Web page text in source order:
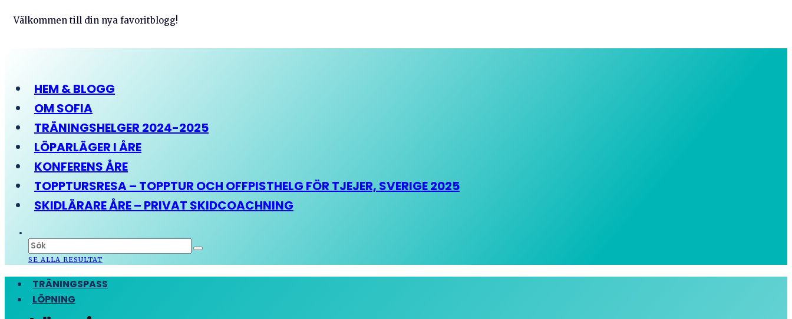
Välkommen till din nya favoritblogg!
HEM & BLOGG
OM SOFIA
TRÄNINGSHELGER 2024-2025
LÖPARLÄGER I ÅRE
KONFERENS ÅRE
TOPPTURSRESA – TOPPTUR OCH OFFPISTHELG FÖR TJEJER, SVERIGE 2025
SKIDLÄRARE ÅRE – PRIVAT SKIDCOACHNING
SE ALLA RESULTAT
TRÄNINGSPASS
LÖPNING